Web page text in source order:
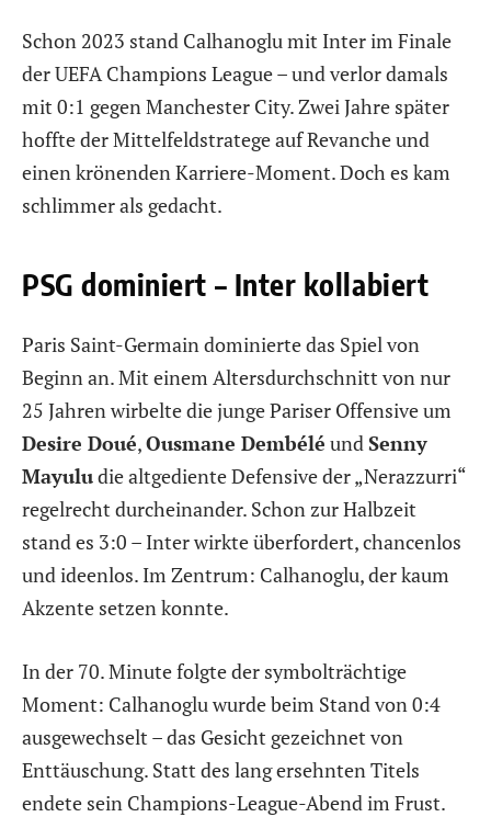
Schon 2023 stand Calhanoglu mit Inter im Finale
der UEFA Champions League – und verlor damals
mit 0:1 gegen Manchester City. Zwei Jahre später
hoffte der Mittelfeldstratege auf Revanche und
einen krönenden Karriere-Moment. Doch es kam
schlimmer als gedacht.
PSG dominiert – Inter kollabiert
Paris Saint-Germain dominierte das Spiel von
Beginn an. Mit einem Altersdurchschnitt von nur
25 Jahren wirbelte die junge Pariser Offensive um
Desire Doué,Ousmane Dembélé undSenny
Mayuludie altgediente Defensive der „Nerazzurri“
regelrecht durcheinander. Schon zur Halbzeit
stand es 3:0 – Inter wirkte überfordert, chancenlos
und ideenlos. Im Zentrum: Calhanoglu, der kaum
Akzente setzen konnte.
In der 70. Minute folgte der symbolträchtige
Moment: Calhanoglu wurde beim Stand von 0:4
ausgewechselt – das Gesicht gezeichnet von
Enttäuschung. Statt des lang ersehnten Titels
endete sein Champions-League-Abend im Frust.